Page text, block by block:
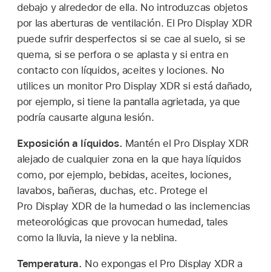
debajo y alrededor de ella. No introduzcas objetos
por las aberturas de ventilación. El Pro Display XDR
puede sufrir desperfectos si se cae al suelo, si se
quema, si se perfora o se aplasta y si entra en
contacto con líquidos, aceites y lociones. No
utilices un monitor Pro Display XDR si está dañado,
por ejemplo, si tiene la pantalla agrietada, ya que
podría causarte alguna lesión.
Exposición a líquidos. Mantén el Pro Display XDR
alejado de cualquier zona en la que haya líquidos
como, por ejemplo, bebidas, aceites, lociones,
lavabos, bañeras, duchas, etc. Protege el
Pro Display XDR de la humedad o las inclemencias
meteorológicas que provocan humedad, tales
como la lluvia, la nieve y la neblina.
Temperatura. No expongas el Pro Display XDR a